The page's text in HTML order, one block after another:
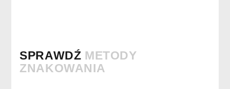
SPRAWDŹ METODY
ZNAKOWANIA